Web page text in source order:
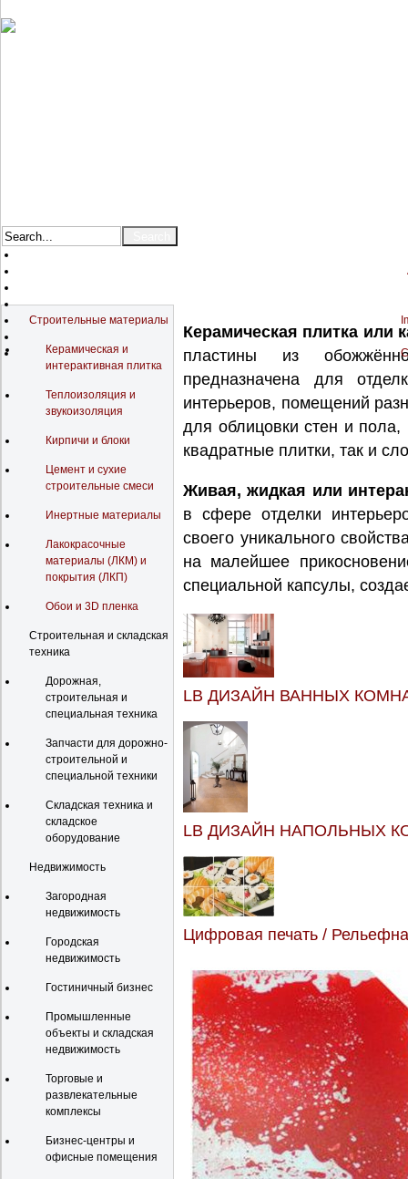
Строительные материалы
Керамическая и
интерактивная плитка
Теплоизоляция и
звукоизоляция
Кирпичи и блоки
Цемент и сухие
строительные смеси
Инертные материалы
Лакокрасочные
материалы (ЛКМ) и
покрытия (ЛКП)
Обои и 3D пленка
Строительная и складская
техника
Дорожная,
строительная и
специальная техника
Запчасти для дорожно-
строительной и
специальной техники
Складская техника и
складское
оборудование
Недвижимость
Загородная
недвижимость
Городская
недвижимость
Гостиничный бизнес
Промышленные
объекты и складская
недвижимость
Торговые и
развлекательные
комплексы
Бизнес-центры и
офисные помещения
Керамическая плитка или
пластины из
предназначена для
интерьеров, помещений
для облицовки стен и пола,
квадратные плитки, так и
Живая, жидкая или
в сфере отделки
своего уникального
на малейшее
специальной капсулы,
LB ДИЗАЙН ВАННЫХ
LB ДИЗАЙН НАПОЛЬНЫХ
Цифровая печать /